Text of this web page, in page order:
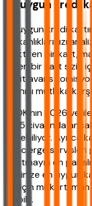
En uygun kredi
En uygun kredi
alışkanlıklarınızı
biriktiren bir kart,
veren bir kart sizin
nakit avans
oranını mutlaka
BDDK'nın 2026
%2.5 civarında
düşebiliyor. Ayrıca
concierge
Unutmayın en
şeklinize en uygun
biri için mil kartı
olabilir.